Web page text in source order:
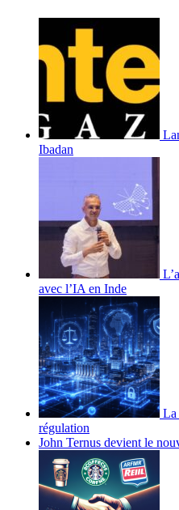
Ibadan
avec l’IA en Inde
La
régulation
John Ternus devient le